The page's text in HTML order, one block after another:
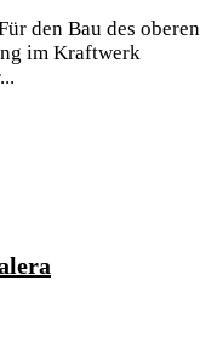
den Bau des oberen
im Kraftwerk